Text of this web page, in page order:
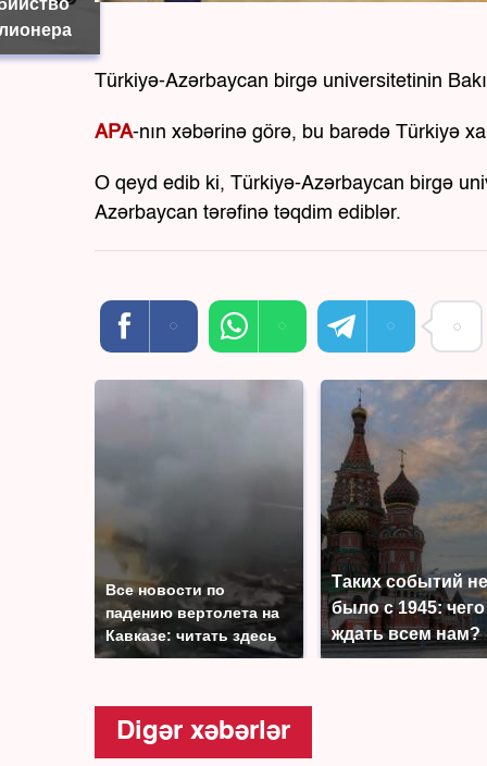
Türkiyə-Azərbaycan birgə universitetinin
APA-nın xəbərinə görə, bu barədə Türkiyə
O qeyd edib ki, Türkiyə-Azərbaycan birgə
Azərbaycan tərəfinə təqdim ediblər.
Все новости по
падению вертолета на
Кавказе: читать здесь
Таких событий не
было с 1945: чего
ждать всем нам?
Digər xəbərlər